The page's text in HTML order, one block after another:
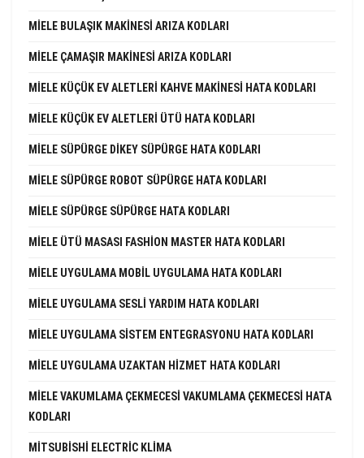
MIELE BULAŞIK MAKINESI ARIZA KODLARI
MIELE ÇAMAŞIR MAKINESI ARIZA KODLARI
MIELE KÜÇÜK EV ALETLERI KAHVE MAKINESI HATA KODLARI
MIELE KÜÇÜK EV ALETLERI ÜTÜ HATA KODLARI
MIELE SÜPÜRGE DIKEY SÜPÜRGE HATA KODLARI
MIELE SÜPÜRGE ROBOT SÜPÜRGE HATA KODLARI
MIELE SÜPÜRGE SÜPÜRGE HATA KODLARI
MIELE ÜTÜ MASASI FASHION MASTER HATA KODLARI
MIELE UYGULAMA MOBIL UYGULAMA HATA KODLARI
MIELE UYGULAMA SESLI YARDIM HATA KODLARI
MIELE UYGULAMA SISTEM ENTEGRASYONU HATA KODLARI
MIELE UYGULAMA UZAKTAN HIZMET HATA KODLARI
MIELE VAKUMLAMA ÇEKMECESI VAKUMLAMA ÇEKMECESI HATA
KODLARI
MITSUBISHI ELECTRIC KLIMA